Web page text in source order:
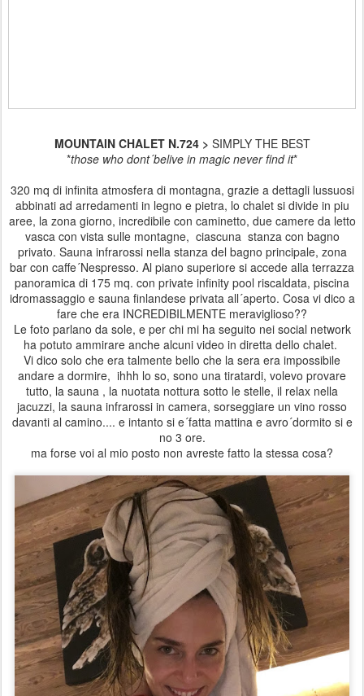
MOUNTAIN CHALET N.724 > SIMPLY THE BEST
*those who dont´belive in magic never find it*
320 mq di infinita atmosfera di montagna, grazie a dettagli lussuosi
abbinati ad arredamenti in legno e pietra, lo chalet si divide in piu
aree, la zona giorno, incredibile con caminetto, due camere da letto
vasca con vista sulle montagne, ciascuna stanza con bagno
privato. Sauna infrarossi nella stanza del bagno principale, zona
bar con caffe´Nespresso. Al piano superiore si accede alla terrazza
panoramica di 175 mq. con private infinity pool riscaldata, piscina
idromassaggio e sauna finlandese privata all´aperto. Cosa vi dico a
fare che era INCREDIBILMENTE meraviglioso??
Le foto parlano da sole, e per chi mi ha seguito nei social network
ha potuto ammirare anche alcuni video in diretta dello chalet.
Vi dico solo che era talmente bello che la sera era impossibile
andare a dormire, ihhh lo so, sono una tiratardi, volevo provare
tutto, la sauna , la nuotata nottura sotto le stelle, il relax nella
jacuzzi, la sauna infrarossi in camera, sorseggiare un vino rosso
davanti al camino.... e intanto si e´fatta mattina e avro´dormito si e
no 3 ore.
ma forse voi al mio posto non avreste fatto la stessa cosa?